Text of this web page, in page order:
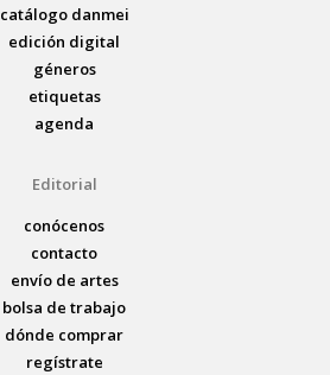
catálogo danmei
edición digital
géneros
etiquetas
agenda
Editorial
conócenos
contacto
envío de artes
bolsa de trabajo
dónde comprar
regístrate